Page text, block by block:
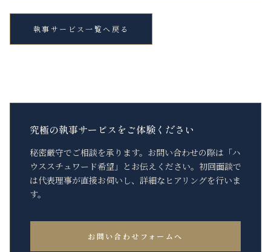
執事サービス一覧へ戻る
究極の執事サービスをご体験ください
秘密厳守でご相談を承ります。お問い合わせの際は「ハ
ウススチュワード希望」とお伝えください。初回面談で
は代表理事が直接お伺いし、詳細なヒアリングを行いま
す。
お問い合わせフォームへ